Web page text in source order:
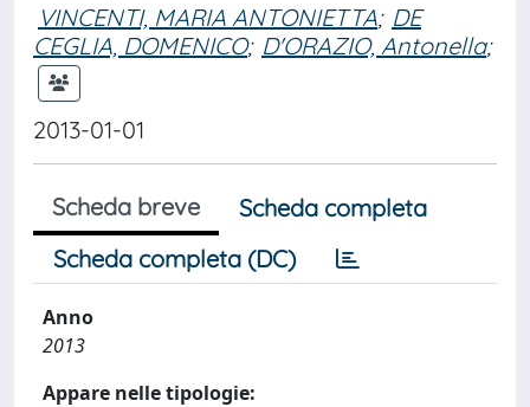
VINCENTI, MARIA ANTONIETTA; DE
CEGLIA, DOMENICO; D'ORAZIO, Antonella;
2013-01-01
Scheda breve
Scheda completa
Scheda completa (DC)
Anno
2013
Appare nelle tipologie: